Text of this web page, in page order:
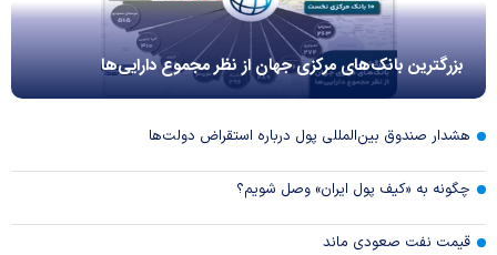
بزرگترین بانک‌های مرکزی جهان از نظر مجموع دارایی‌ها
هشدار صندوق بین‌المللی پول درباره استقراض دولت‌ها
چگونه به «کیف پول ایران» وصل شویم؟
قیمت نفت صعودی ماند